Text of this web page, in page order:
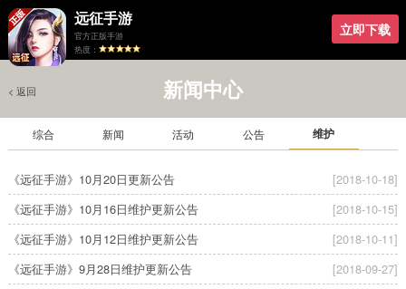
远征手游
官方正版手游
热度：
立即下载
新闻中心
< 返回
综合 新闻 活动 公告 维护
[2018-10-18]
《远征手游》10月20日更新公告
[2018-10-15]
《远征手游》10月16日维护更新公告
[2018-10-11]
《远征手游》10月12日维护更新公告
[2018-09-27]
《远征手游》9月28日维护更新公告